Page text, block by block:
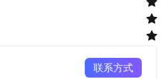
联系方式